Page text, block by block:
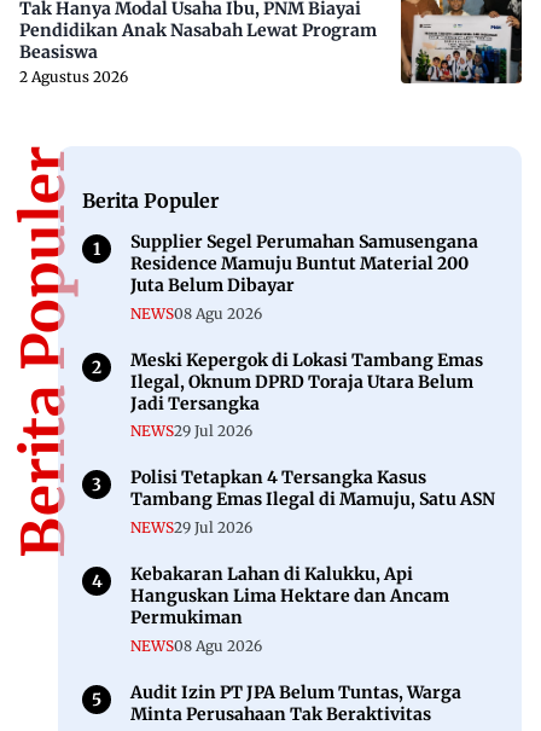
Tak Hanya Modal Usaha Ibu, PNM Biayai
Pendidikan Anak Nasabah Lewat Program
Beasiswa
2 Agustus 2026
Berita PopulerBerita Populer
Supplier Segel Perumahan Samusengana
Residence Mamuju Buntut Material 200
Juta Belum Dibayar
NEWS08 Agu 2026
Meski Kepergok di Lokasi Tambang Emas
Ilegal, Oknum DPRD Toraja Utara Belum
Jadi Tersangka
NEWS29 Jul 2026
Polisi Tetapkan 4 Tersangka Kasus
Tambang Emas Ilegal di Mamuju, Satu ASN
NEWS29 Jul 2026
Kebakaran Lahan di Kalukku, Api
Hanguskan Lima Hektare dan Ancam
Permukiman
NEWS08 Agu 2026
Audit Izin PT JPA Belum Tuntas, Warga
Minta Perusahaan Tak Beraktivitas